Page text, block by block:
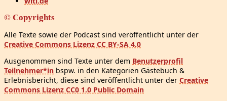
© Copyrights
Alle Texte sowie der Podcast sind veröffentlicht unter der
Creative Commons Lizenz CC BY-SA 4.0
Ausgenommen sind Texte unter dem Benutzerprofil
Teilnehmer*in bspw. in den Kategorien Gästebuch &
Erlebnisbericht, diese sind veröffentlicht unter der Creative
Commons Lizenz CC0 1.0 Public Domain